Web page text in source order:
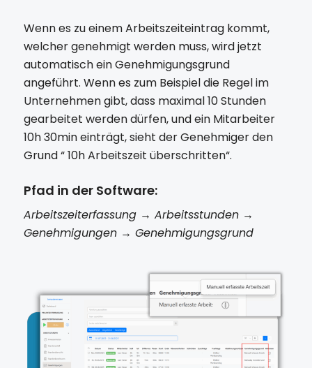
Wenn es zu einem Arbeitszeiteintrag kommt,
welcher genehmigt werden muss, wird jetzt
automatisch ein Genehmigungsgrund
angeführt. Wenn es zum Beispiel die Regel im
Unternehmen gibt, dass maximal 10 Stunden
gearbeitet werden dürfen, und ein Mitarbeiter
10h 30min einträgt, sieht der Genehmiger den
Grund “ 10h Arbeitszeit überschritten“.
Pfad in der Software:
Arbeitszeiterfassung → Arbeitsstunden →
Genehmigungen → Genehmigungsgrund